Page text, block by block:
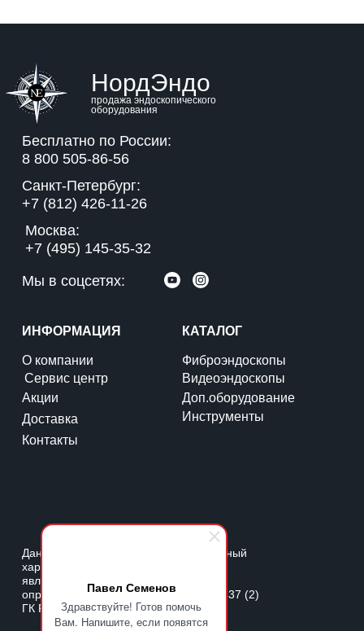
Павел Семенов
Здравствуйте! Готов помочь
Вам. Напишите, если появятся
КАТАЛОГ
ИНФОРМАЦИЯ
Сервис центр
Акции
Доставка
Контакты
НордЭндо
продажа эндоскопического
оборудования
Санкт-Петербург:
+7 (812) 426-11-26
Москва:
+7 (495) 145-35-32
Бесплатно по России:
8 800 505-86-56
Фиброэндоскопы
Видеоэндоскопы
Доп.оборудование
Данный веб-сайт носит информационный
характер и ни при каких условиях не
является публичной офертой,
определяемой положениями Статьи 437 (2)
ГК РФ.
Мы в соцсетях:
О компании
Инструменты